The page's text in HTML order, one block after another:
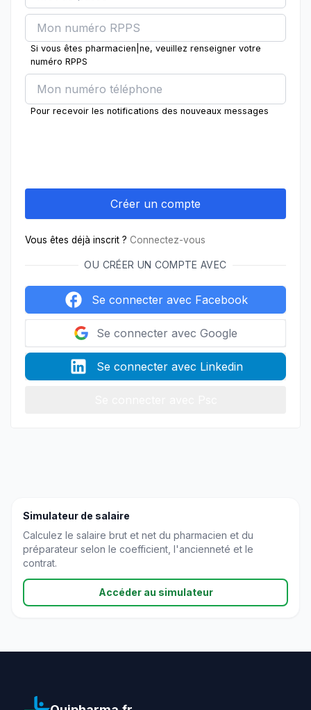
Si vous êtes pharmacien|ne, veuillez renseigner votre
numéro RPPS
Pour recevoir les notifications des nouveaux messages
Vous êtes déjà inscrit ? Connectez-vous
OU CRÉER UN COMPTE AVEC
Se connecter avec Facebook
Se connecter avec Google
Se connecter avec Linkedin
Simulateur de salaire
Calculez le salaire brut et net du pharmacien et du
préparateur selon le coefficient, l'ancienneté et le
contrat.
Accéder au simulateur